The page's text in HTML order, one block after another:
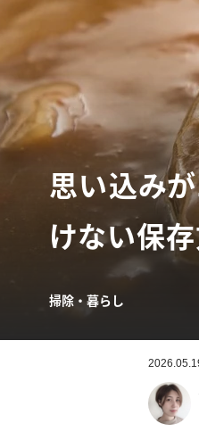
思い込み
けない保
掃除・暮らし